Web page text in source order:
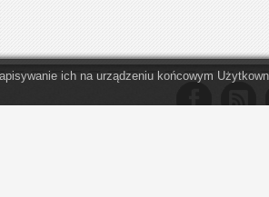
ich na urządzeniu końcowym